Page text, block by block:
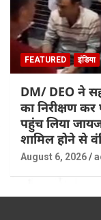
FEATURED इंडिया
DM/ DEO ने
का निरीक्षण
पहुंच लिया
शामिल होने से
August 6, 2026